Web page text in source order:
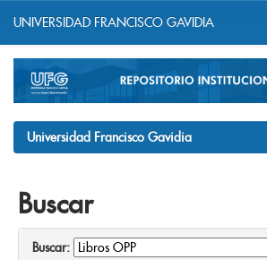
navigation
UNIVERSIDAD FRANCISCO GAVIDIA
Universidad Francisco Gavidia
Buscar
Buscar: